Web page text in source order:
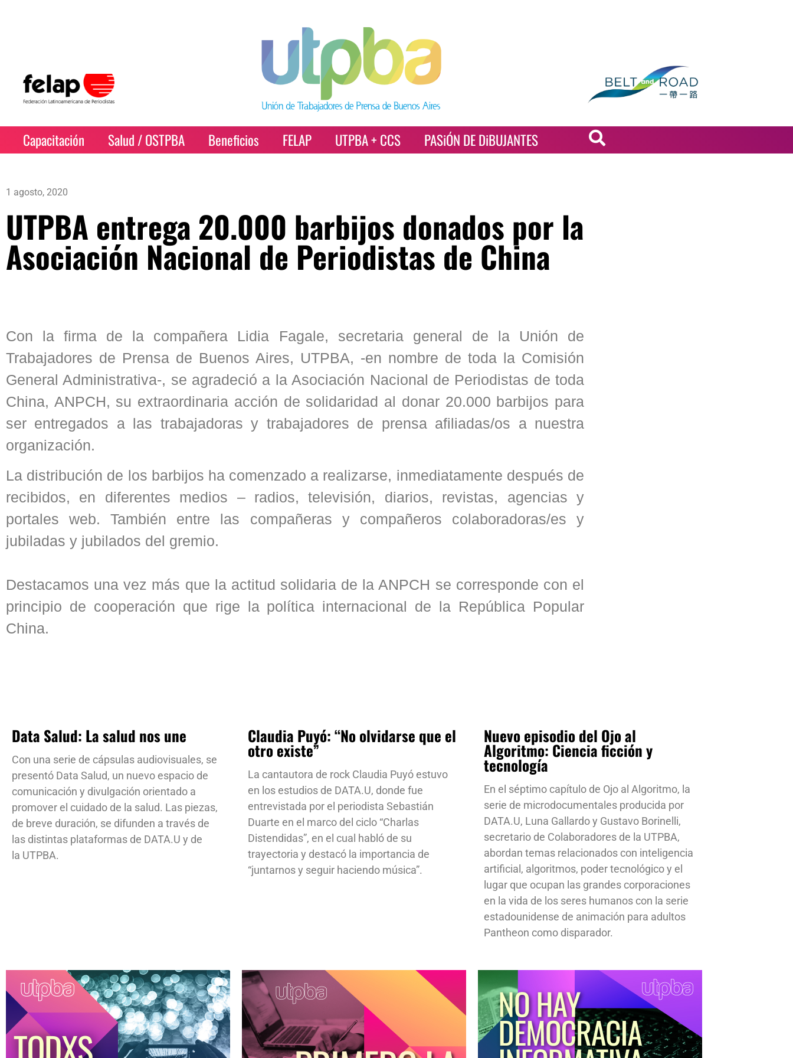
Capacitación Salud / OSTPBA Beneficios FELAP UTPBA + CCS PASiÓN DE DiBUJANTES
1 agosto, 2020
UTPBA entrega 20.000 barbijos donados por la
Asociación Nacional de Periodistas de China
Con la firma de la compañera Lidia Fagale, secretaria general de la Unión de
Trabajadores de Prensa de Buenos Aires, UTPBA, -en nombre de toda la Comisión
General Administrativa-, se agradeció a la Asociación Nacional de Periodistas de toda
China, ANPCH, su extraordinaria acción de solidaridad al donar 20.000 barbijos para
ser entregados a las trabajadoras y trabajadores de prensa afiliadas/os a nuestra
organización.
La distribución de los barbijos ha comenzado a realizarse, inmediatamente después de
recibidos, en diferentes medios – radios, televisión, diarios, revistas, agencias y
portales web. También entre las compañeras y compañeros colaboradoras/es y
jubiladas y jubilados del gremio.
Destacamos una vez más que la actitud solidaria de la ANPCH se corresponde con el
principio de cooperación que rige la política internacional de la República Popular
China.
Data Salud: La salud nos une
Con una serie de cápsulas audiovisuales, se
presentó Data Salud, un nuevo espacio de
comunicación y divulgación orientado a
promover el cuidado de la salud. Las piezas,
de breve duración, se difunden a través de
las distintas plataformas de DATA.U y de
la UTPBA.
Claudia Puyó: “No olvidarse que el
otro existe”
La cantautora de rock Claudia Puyó estuvo
en los estudios de DATA.U, donde fue
entrevistada por el periodista Sebastián
Duarte en el marco del ciclo “Charlas
Distendidas”, en el cual habló de su
trayectoria y destacó la importancia de
“juntarnos y seguir haciendo música”.
Nuevo episodio del Ojo al
Algoritmo: Ciencia ficción y
tecnología
En el séptimo capítulo de Ojo al Algoritmo, la
serie de microdocumentales producida por
DATA.U, Luna Gallardo y Gustavo Borinelli,
secretario de Colaboradores de la UTPBA,
abordan temas relacionados con inteligencia
artificial, algoritmos, poder tecnológico y el
lugar que ocupan las grandes corporaciones
en la vida de los seres humanos con la serie
estadounidense de animación para adultos
Pantheon como disparador.